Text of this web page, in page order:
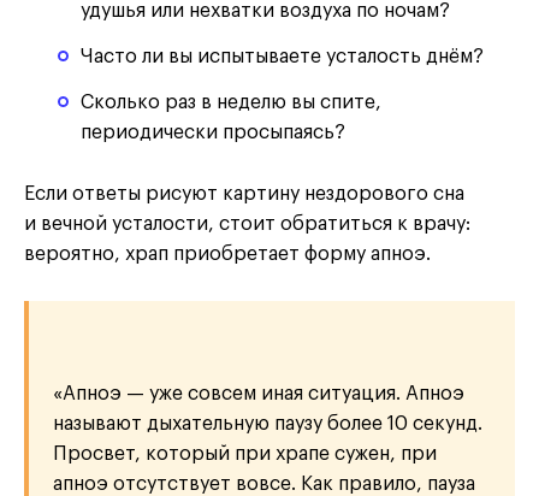
удушья или нехватки воздуха по ночам?
Часто ли вы испытываете усталость днём?
Сколько раз в неделю вы спите,
периодически просыпаясь?
Если ответы рисуют картину нездорового сна
и вечной усталости, стоит обратиться к врачу:
вероятно, храп приобретает форму апноэ.
«Апноэ — уже совсем иная ситуация. Апноэ
называют дыхательную паузу более 10 секунд.
Просвет, который при храпе сужен, при
апноэ отсутствует вовсе. Как правило, пауза